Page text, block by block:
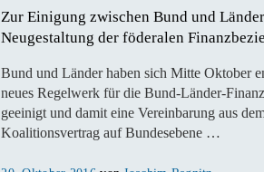
Zur Einigung zwischen Bund und
Neugestaltung der föderalen
Bund und Länder haben sich Mitte Oktober
neues Regelwerk für die Bund-Länder-
geeinigt und damit eine Vereinbarung aus
Koalitionsvertrag auf Bundesebene …